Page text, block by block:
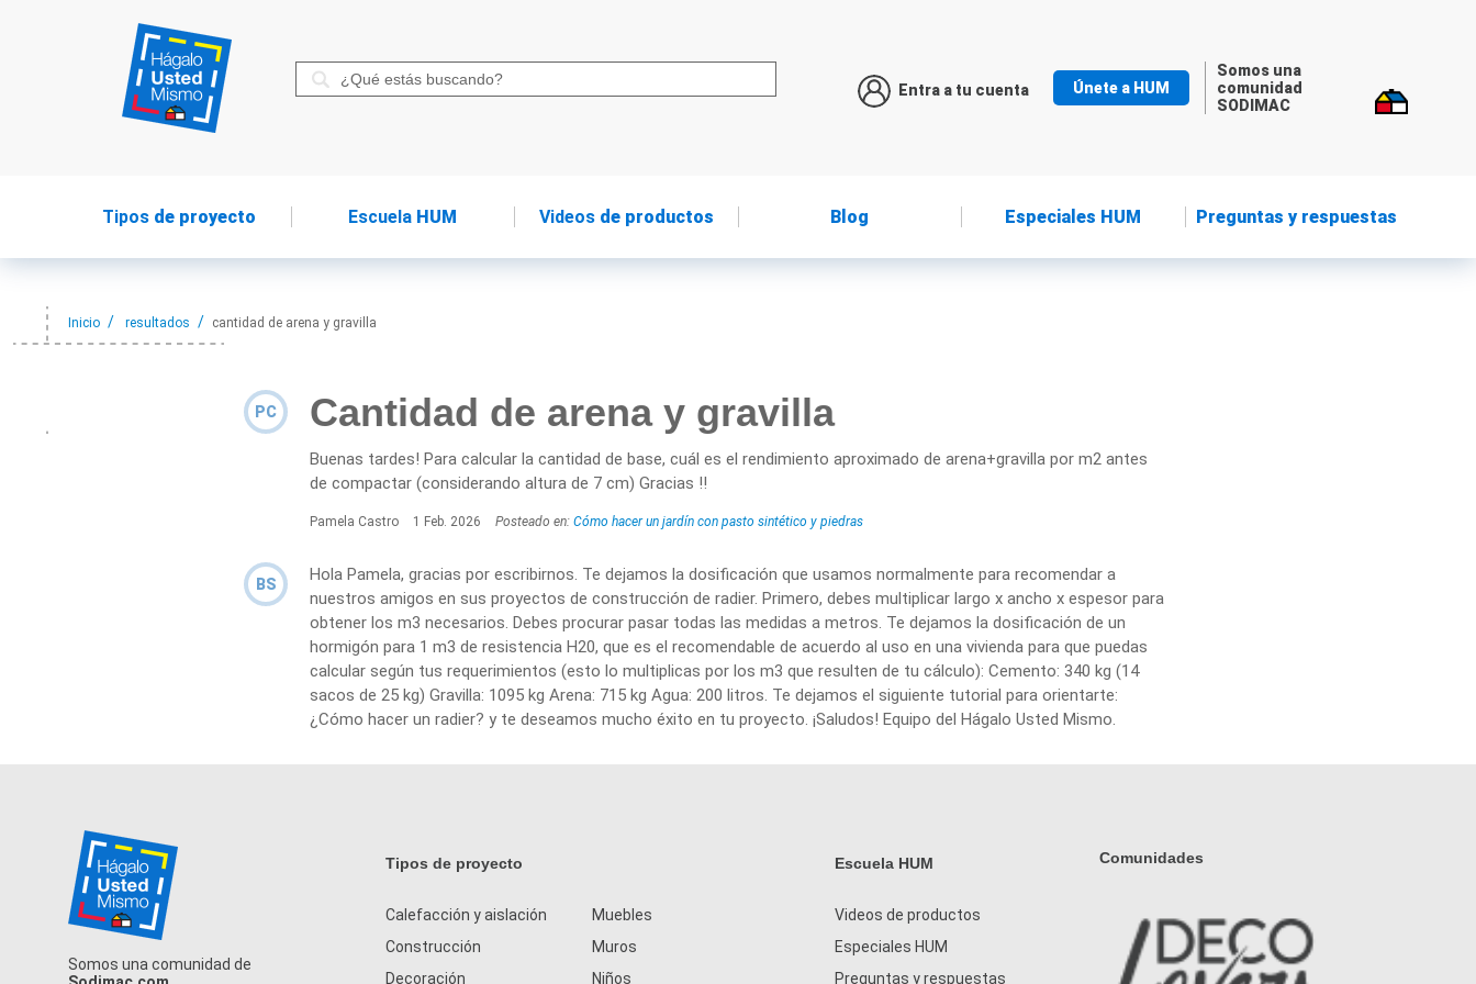
Entra a tu cuenta Únete a HUM
Somos una
comunidad
SODIMAC
Tipos de proyecto Escuela HUM Videosde productos Blog Especiales HUM Preguntas y respuestas
Inicio resultados cantidad de arena y gravilla
PC Cantidad de arena y gravilla
Buenas tardes! Para calcular la cantidad de base, cuál es el rendimiento aproximado de arena+gravilla por m2 antes
de compactar (considerando altura de 7 cm) Gracias !!
Pamela Castro 1 Feb. 2026 Posteado en: Cómo hacer un jardín con pasto sintético y piedras
BS
Hola Pamela, gracias por escribirnos. Te dejamos la dosificación que usamos normalmente para recomendar a
nuestros amigos en sus proyectos de construcción de radier. Primero, debes multiplicar largo x ancho x espesor para
obtener los m3 necesarios. Debes procurar pasar todas las medidas a metros. Te dejamos la dosificación de un
hormigón para 1 m3 de resistencia H20, que es el recomendable de acuerdo al uso en una vivienda para que puedas
calcular según tus requerimientos (esto lo multiplicas por los m3 que resulten de tu cálculo): Cemento: 340 kg (14
sacos de 25 kg) Gravilla: 1095 kg Arena: 715 kg Agua: 200 litros. Te dejamos el siguiente tutorial para orientarte:
¿Cómo hacer un radier? y te deseamos mucho éxito en tu proyecto. ¡Saludos! Equipo del Hágalo Usted Mismo.
Somos una comunidad de
Tipos de proyecto
Calefacción y aislación
Construcción
Decoración
Muebles
Muros
Niños
Escuela HUM
Videos de productos
Especiales HUM
Preguntas y respuestas
Comunidades